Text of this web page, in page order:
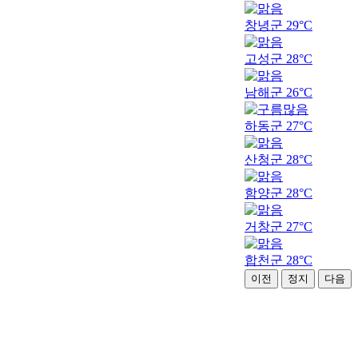
창녕군 29°C
고성군 28°C
남해군 26°C
하동군 27°C
산청군 28°C
함양군 28°C
거창군 27°C
합천군 28°C
이전 정지 다음